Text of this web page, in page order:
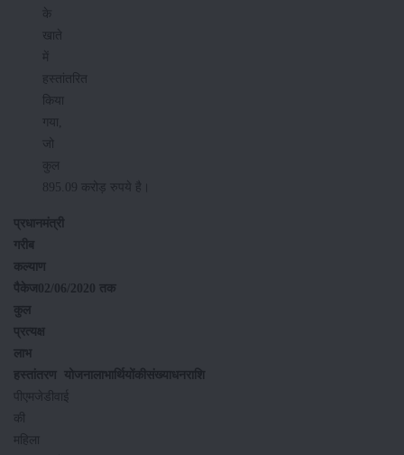
के
खाते
में
हस्तांतरित
किया
गया,
जो
कुल
895.09 करोड़ रुपये है।
प्रधानमंत्री
गरीब
कल्याण
पैकेज02/06/2020 तक
कुल
प्रत्यक्ष
लाभ
हस्‍तांतरण योजनालाभार्थियोंकीसंख्याधनराशि
पीएमजेडीवाई
की
महिला